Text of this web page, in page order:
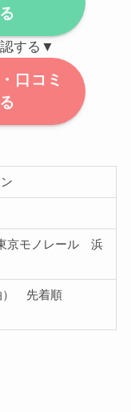
する▼
口コミ
京モノレール 浜
） 先着順